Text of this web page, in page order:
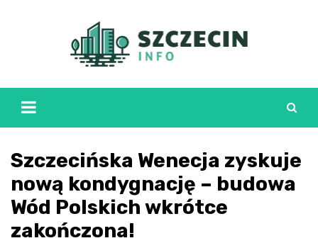
Szczecińska Wenecja zyskuje
nową kondygnację – budowa
Wód Polskich wkrótce
zakończona!